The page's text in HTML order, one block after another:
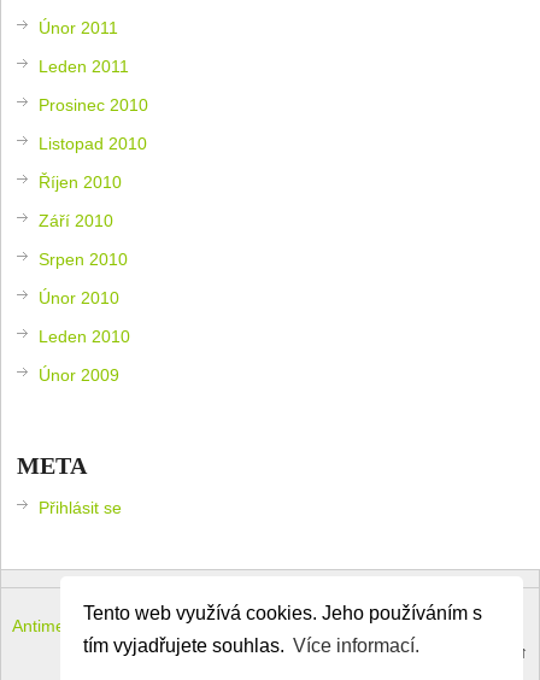
Tento web využívá cookies. Jeho používáním s
tím vyjadřujete souhlas. Více informací.
Únor 2011
Leden 2011
Prosinec 2010
Listopad 2010
Říjen 2010
Září 2010
Srpen 2010
Únor 2010
Leden 2010
Únor 2009
META
Přihlásit se
Antimeloun – komouši dneškaCopyright © 2026.
Theme byMyThemeShop. Back to Top ↑